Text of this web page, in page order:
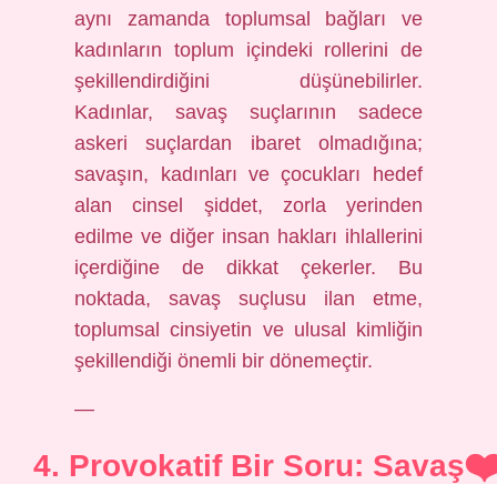
aynı zamanda toplumsal bağları ve
kadınların toplum içindeki rollerini de
şekillendirdiğini düşünebilirler.
Kadınlar, savaş suçlarının sadece
askeri suçlardan ibaret olmadığına;
savaşın, kadınları ve çocukları hedef
alan cinsel şiddet, zorla yerinden
edilme ve diğer insan hakları ihlallerini
içerdiğine de dikkat çekerler. Bu
noktada, savaş suçlusu ilan etme,
toplumsal cinsiyetin ve ulusal kimliğin
şekillendiği önemli bir dönemeçtir.
—
4. Provokatif Bir Soru: Savaş